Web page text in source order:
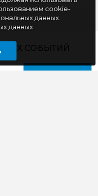
СОБЫТИЙ
cookie-
данных.
данных